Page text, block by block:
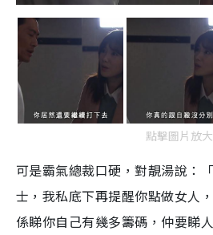
點擊圖片放大
可是霸氣總裁口硬，對靚湯說：
士，我私底下再提醒你點做女人
係睇你自己有幾多籌碼，仲要睇